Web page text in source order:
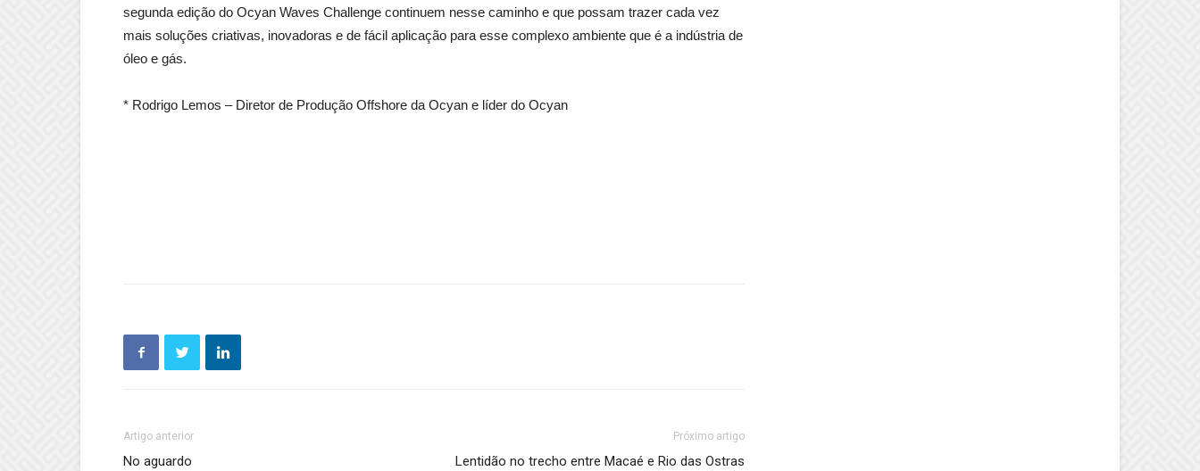
segunda edição do Ocyan Waves Challenge continuem nesse caminho e que possam trazer cada vez
mais soluções criativas, inovadoras e de fácil aplicação para esse complexo ambiente que é a indústria de
óleo e gás.
* Rodrigo Lemos – Diretor de Produção Offshore da Ocyan e líder do Ocyan
Artigo anterior
No aguardo
Próximo artigo
Lentidão no trecho entre Macaé e Rio das Ostras